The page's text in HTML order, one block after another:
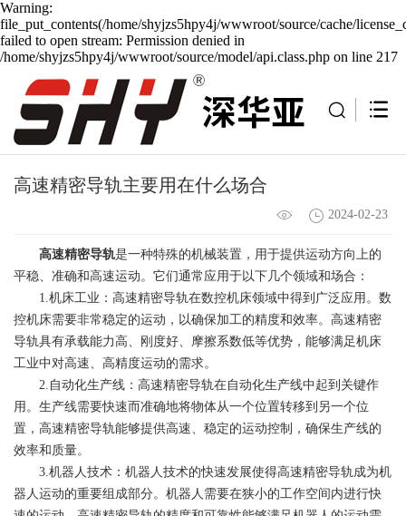
Warning:
file_put_contents(/home/shyjzs5hpy4j/wwwroot/source/cache/
failed to open stream: Permission denied in
/home/shyjzs5hpy4j/wwwroot/source/model/api.class.php on line 217
高速精密导轨主要用在什么场合
2024-02-23
高速精密导轨是一种特殊的机械装置，用于提供运动方向上的
平稳、准确和高速运动。它们通常应用于以下几个领域和场合：
1.机床工业：高速精密导轨在数控机床领域中得到广泛应用。数
控机床需要非常稳定的运动，以确保加工的精度和效率。高速精密
导轨具有承载能力高、刚度好、摩擦系数低等优势，能够满足机床
工业中对高速、高精度运动的需求。
2.自动化生产线：高速精密导轨在自动化生产线中起到关键作
用。生产线需要快速而准确地将物体从一个位置转移到另一个位
置，高速精密导轨能够提供高速、稳定的运动控制，确保生产线的
效率和质量。
3.机器人技术：机器人技术的快速发展使得高速精密导轨成为机
器人运动的重要组成部分。机器人需要在狭小的工作空间内进行快